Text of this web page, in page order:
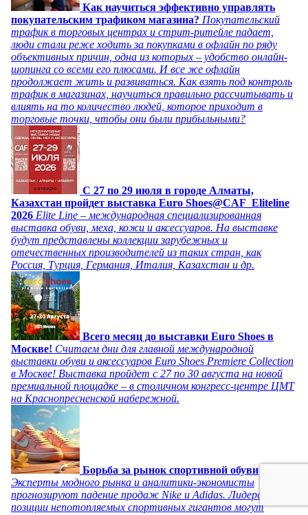
Как научиться эффективно управлять
покупательским трафиком магазина? Покупательский
трафик в торговых центрах и стрит-ритейле падает,
люди стали реже ходить за покупками в офлайн по ряду
объективных причин, одна из которых – удобство онлайн-
шопинга со всеми его плюсами. И все же офлайн
продолжает жить и развиваться. Как взять под контроль
трафик в магазинах, научиться правильно рассчитывать и
влиять на то количество людей, которое приходит в
торговые точки, чтобы они были прибыльными?
C 27 по 29 июля в городе Алматы,
Казахстан пройдет выставка Euro Shoes@CAF_Eliteline
2026 Elite Line – международная специализированная
выставка обуви, меха, кожи и аксессуаров. На выставке
будут представлены коллекции зарубежных и
отечественных производителей из таких стран, как
Россия, Турция, Германия, Италия, Казахстан и др.
Всего месяц до выставки Euro Shoes в
Москве! Считаем дни для главной международной
выставки обуви и аксессуаров Euro Shoes Premiere Collection
в Москве! Выставка пройдет с 27 по 30 августа на новой
премиальной площадке – в столичном конгресс-центре ЦМТ
на Краснопресненской набережной.
Борьба за рынок спортивной обуви
Эксперты модного рынка и аналитики-экономисты
прогнозируют падение продаж Nike и Adidas. Лидерские
позиции непотопляемых спортивных гигантов могут